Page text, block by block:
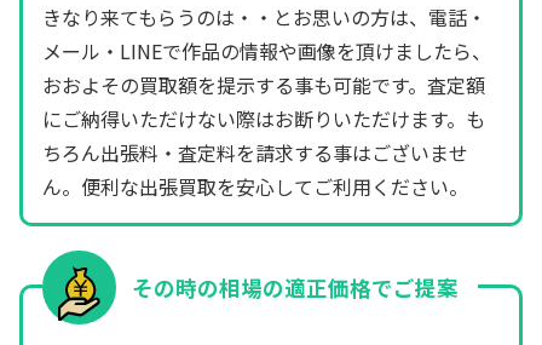
きなり来てもらうのは・・とお思いの方は、電話・
メール・LINEで作品の情報や画像を頂けましたら、
おおよその買取額を提示する事も可能です。査定額
にご納得いただけない際はお断りいただけます。も
ちろん出張料・査定料を請求する事はございませ
ん。便利な出張買取を安心してご利用ください。
その時の相場の適正価格でご提案